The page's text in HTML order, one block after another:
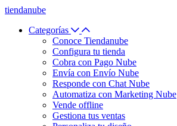
tiendanube
Categorías
Conoce Tiendanube
Configura tu tienda
Cobra con Pago Nube
Envía con Envío Nube
Responde con Chat Nube
Automatiza con Marketing Nube
Vende offline
Gestiona tus ventas